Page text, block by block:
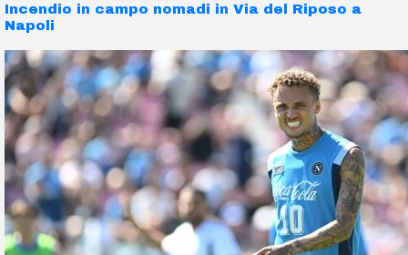
Incendio in campo nomadi in Via del Riposo a
Napoli